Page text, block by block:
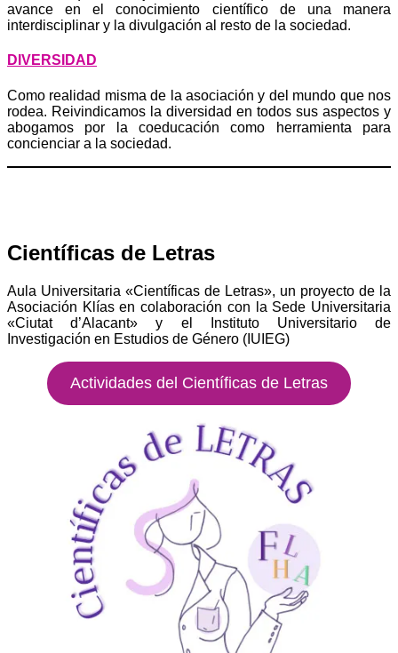
avance en el conocimiento científico de una manera
interdisciplinar y la divulgación al resto de la sociedad.
DIVERSIDAD
Como realidad misma de la asociación y del mundo que nos
rodea. Reivindicamos la diversidad en todos sus aspectos y
abogamos por la coeducación como herramienta para
concienciar a la sociedad.
Científicas de Letras
Aula Universitaria «Científicas de Letras», un proyecto de la
Asociación Klías en colaboración con la Sede Universitaria
«Ciutat d’Alacant» y el Instituto Universitario de
Investigación en Estudios de Género (IUIEG)
Actividades del Científicas de Letras